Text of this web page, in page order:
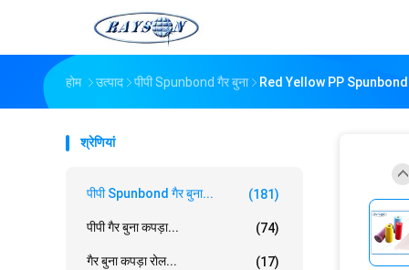
होम उत्पाद पीपी Spunbond गैर बुना Red Yellow PP
श्रेणियां
पीपी Spunbond गैर बुना... (181)
पीपी गैर बुना कपड़ा... (74)
गैर बुना कपड़ा रोल... (17)